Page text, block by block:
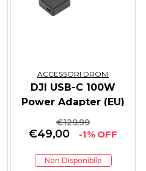
ACCESSORI DRONI
DJI USB-C 100W
Power Adapter (EU)
€129,99
€49,00 -1% OFF
Non Disponibile